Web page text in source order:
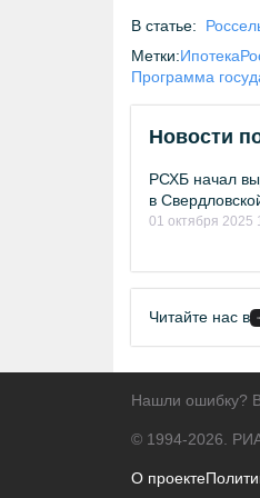
В статье:
Метки:Ипотека
Программа
Новости
РСХБ начал
в
01 октября 2025
Читайте нас в
Нашли ошибку?
© 1994-2026.
О проекте